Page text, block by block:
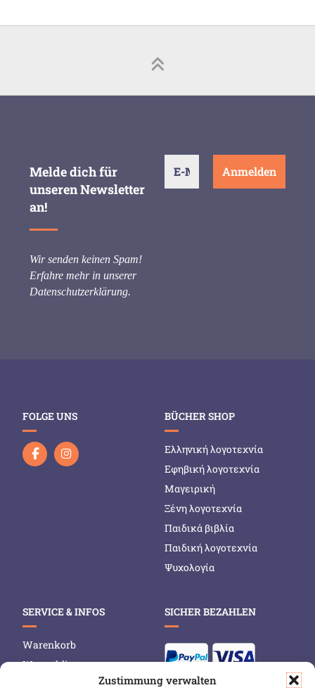
Zustimmung verwalten
Melde dich für
unseren Newsletter
an!
Wir senden keinen Spam!
Erfahre mehr in unserer
Datenschutzerklärung.
FOLGE UNS BÜCHER SHOP
Ελληνική λογοτεχνία
Εφηβική λογοτεχνία
Μαγειρική
Ξένη λογοτεχνία
Παιδικά βιβλία
Παιδική λογοτεχνία
Ψυχολογία
SERVICE & INFOS
Warenkorb
Wunschliste
SICHER BEZAHLEN